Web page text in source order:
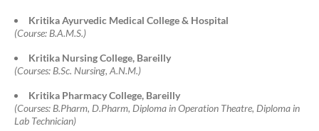
Kritika Ayurvedic Medical College & Hospital
(Course: B.A.M.S.)
Kritika Nursing College, Bareilly
(Courses: B.Sc. Nursing, A.N.M.)
Kritika Pharmacy College, Bareilly
(Courses: B.Pharm, D.Pharm, Diploma in Operation Theatre, Diploma in
Lab Technician)